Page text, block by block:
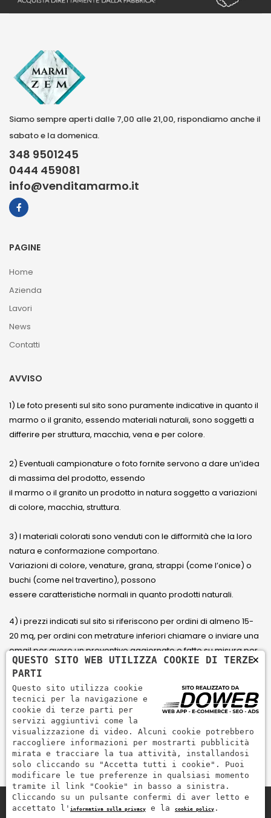
Siamo sempre aperti dalle 7,00 alle 21,00, rispondiamo anche il
sabato e la domenica.
348 9501245
0444 459081
info@venditamarmo.it
PAGINE
Home
Azienda
Lavori
News
Contatti
AVVISO
1) Le foto presenti sul sito sono puramente indicative in quanto il
marmo o il granito, essendo materiali naturali, sono soggetti a
differire per struttura, macchia, vena e per colore.
2) Eventuali campionature o foto fornite servono a dare un’idea
di massima del prodotto, essendo
il marmo o il granito un prodotto in natura soggetto a variazioni
di colore, macchia, struttura.
3) I materiali colorati sono venduti con le difformità che la loro
natura e conformazione comportano.
Variazioni di colore, venature, grana, strappi (come l’onice) o
buchi (come nel travertino), possono
essere caratteristiche normali in quanto prodotti naturali.
4) i prezzi indicati sul sito si riferiscono per ordini di almeno 15-
20 mq, per ordini con metrature inferiori chiamare o inviare una
email per avere un preventivo aggiornato e fatto su misura per
il cliente.
5) Paga con Carta di credito Visa, Visa Electron, Maestro,
Mastercard tramite il circuito PayPal. PayPal serve per pagare,
inviare denaro e accettare pagamenti in modo rapido,
semplice e sicuro.
Zem Marmi P.I. 03463990246
×
QUESTO SITO WEB UTILIZZA COOKIE DI TERZE
PARTI
Questo sito utilizza cookie
tecnici per la navigazione e
cookie di terze parti per
servizi aggiuntivi come la
visualizzazione di video. Alcuni cookie potrebbero
raccogliere informazioni per mostrarti pubblicità
mirata e tracciare la tua attività, installandosi
solo cliccando su "Accetta tutti i cookie". Puoi
modificare le tue preferenze in qualsiasi momento
tramite il link "Cookie" in basso a sinistra.
Cliccando su un pulsante confermi di aver letto e
accettato l' informativa sulla privacy e la cookie policy .